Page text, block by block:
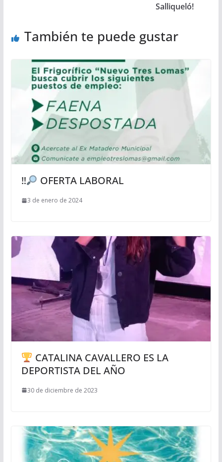
Salliqueló!
También te puede gustar
‼ OFERTA LABORAL
3 de enero de 2024
CATALINA CAVALLERO ES LA
DEPORTISTA DEL AÑO
30 de diciembre de 2023